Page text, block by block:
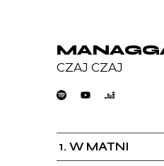
CZAJ CZAJ
1 W MATNI